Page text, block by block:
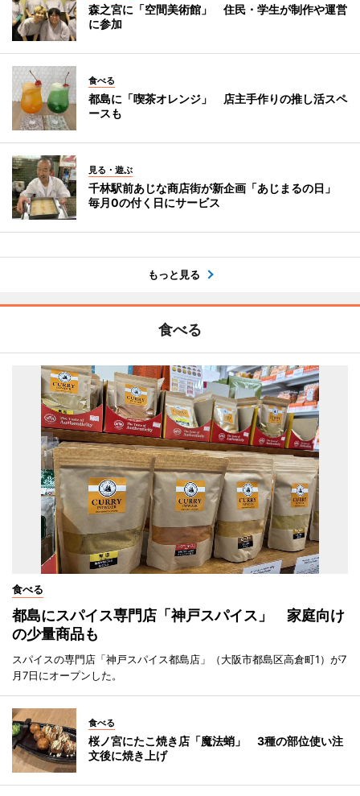
森之宮に「空間美術館」 住民・学生が制作や運営
に参加
食べる
都島に「喫茶オレンジ」 店主手作りの推し活スペ
ースも
見る・遊ぶ
千林駅前あじな商店街が新企画「あじまるの日」
毎月0の付く日にサービス
もっと見る
食べる
食べる
都島にスパイス専門店「神戸スパイス」 家庭向け
の少量商品も
スパイスの専門店「神戸スパイス都島店」（大阪市都島区高倉町1）が7
月7日にオープンした。
食べる
桜ノ宮にたこ焼き店「魔法蛸」 3種の部位使い注
文後に焼き上げ